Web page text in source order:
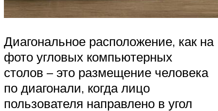
Диагональное расположение, как на
фото угловых компьютерных
столов – это размещение человека
по диагонали, когда лицо
пользователя направлено в угол